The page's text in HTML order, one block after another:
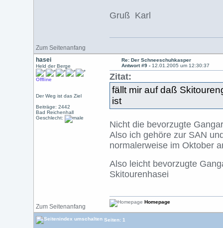
Gruß Karl
Zum Seitenanfang
hasei
Held der Berge
Offline
Der Weg ist das Ziel
Beiträge: 2442
Bad Reichenhall
Geschlecht:
Re: Der Schneeschuhkasper
Antwort #9 - 12.01.2005 um 12:30:37
Zitat:
fällt mir auf daß
ist
Nicht die bevorzugte
Also ich gehöre zur SAN
normalerweise im Oktober
Also leicht bevorzugte
Skitourenhasei
Zum Seitenanfang
Homepage
Seiten: 1